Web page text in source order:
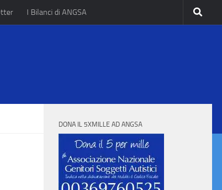
I Bilanci di ANGSA
DONA IL 5XMILLE AD ANGSA